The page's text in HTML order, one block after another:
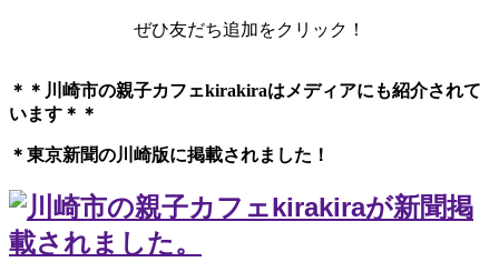
ぜひ友だち追加をクリック！
＊＊川崎市の親子カフェkirakiraは メディアにも紹介されて
います＊＊
＊東京新聞の川崎版に掲載されました！